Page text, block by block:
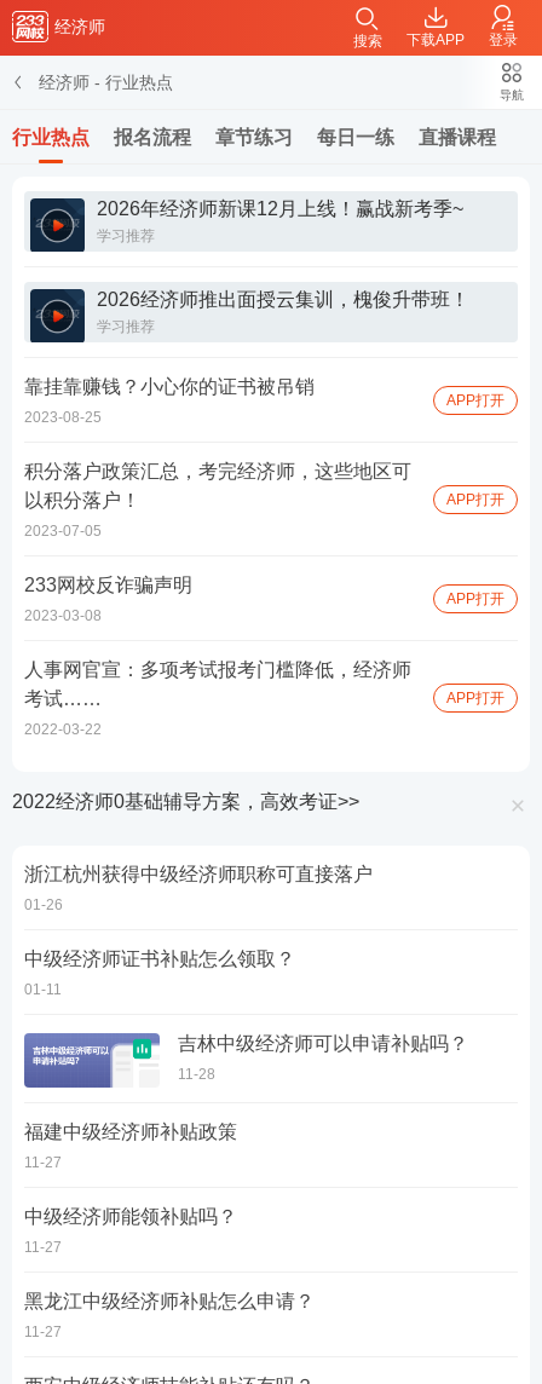
经济师
下载APP 登录
搜索
经济师 - 行业热点
行业热点 报名流程 章节练习 每日一练 直播课程
导航
2026年经济师新课12月上线！赢战新考季~
学习推荐
2026经济师推出面授云集训，槐俊升带班！
学习推荐
靠挂靠赚钱？小心你的证书被吊销
2023-08-25
APP打开
积分落户政策汇总，考完经济师，这些地区可
以积分落户！
2023-07-05
APP打开
233网校反诈骗声明
2023-03-08
APP打开
人事网官宣：多项考试报考门槛降低，经济师
考试……
2022-03-22
APP打开
2022经济师0基础辅导方案，高效考证>>
浙江杭州获得中级经济师职称可直接落户
01-26
中级经济师证书补贴怎么领取？
01-11
吉林中级经济师可以申请补贴吗？
11-28
福建中级经济师补贴政策
11-27
中级经济师能领补贴吗？
11-27
黑龙江中级经济师补贴怎么申请？
11-27